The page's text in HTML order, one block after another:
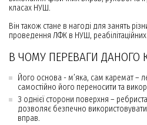
класах НУШ.
Він також стане в нагоді для занять
проведення ЛФК в НУШ,
В ЧОМУ ПЕРЕВАГИ ДАНОГО
Його основа - м’яка, сам каремат –
самостійно його переносити та
З однієї сторони поверхня –
дозволяє безпечно
вправ.